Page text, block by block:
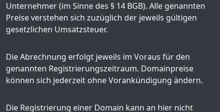
Unternehmer (im Sinne des § 14 BGB). Alle genannten
Preise verstehen sich zuzüglich der jeweils gültigen
gesetzlichen Umsatzsteuer.
Die Abrechnung erfolgt jeweils im Voraus für den
genannten Registrierungszeitraum. Domainpreise
können sich jederzeit ohne Vorankündigung ändern.
Die Registrierung einer Domain kann an hier nicht